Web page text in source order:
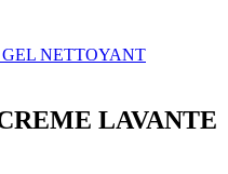
NETTOYANT
LAVANTE